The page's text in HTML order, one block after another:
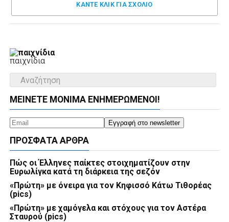
ΚΑΝΤΕ ΚΛΊΚ ΓΙΑ ΣΧΌΛΙΟ
παιχνίδια
ΜΕΊΝΕΤΕ ΜΌΝΙΜΑ ΕΝΗΜΕΡΏΜΕΝΟΙ!
ΠΡΌΣΦΑΤΑ ΆΡΘΡΑ
Πώς οι Έλληνες παίκτες στοιχηματίζουν στην
Ευρωλίγκα κατά τη διάρκεια της σεζόν
«Πρώτη» με όνειρα για τον Κηφισσό Κάτω Τιθορέας
(pics)
«Πρώτη» με χαμόγελα και στόχους για τον Αστέρα
Σταυρού (pics)